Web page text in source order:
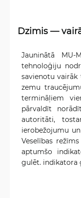
Dzimis —
Jauninātā
tehnoloģiju
savienotu vairāk
zemu
termināļiem
pārvaldīt
autoritāti,
ierobežojumu
Veselības
aptumšo
gulēt. indikatora